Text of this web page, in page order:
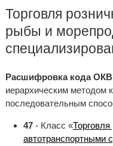
Торговля
рыбы и
Расшифровка кода
иерархическим методом
последовательным
47- Класс «Торговля
автотранспортными